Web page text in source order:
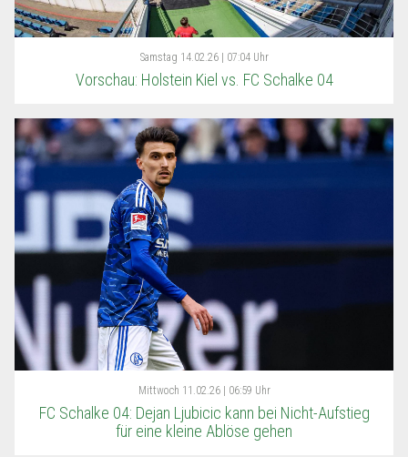
Samstag 14.02.26 | 07:04 Uhr
Vorschau: Holstein Kiel vs. FC Schalke 04
Mittwoch 11.02.26 | 06:59 Uhr
FC Schalke 04: Dejan Ljubicic kann bei Nicht-Aufstieg
für eine kleine Ablöse gehen